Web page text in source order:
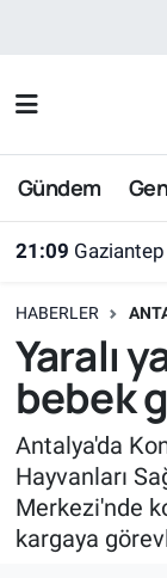
Gündem
21:09 Gaziantep
HABERLER
Yaralı
bebek
Antalya'da
Hayvanları
Merkezi'nde
kargaya
Nöbetçi
Hava
Süper Lig
Tüm
Son
Haber